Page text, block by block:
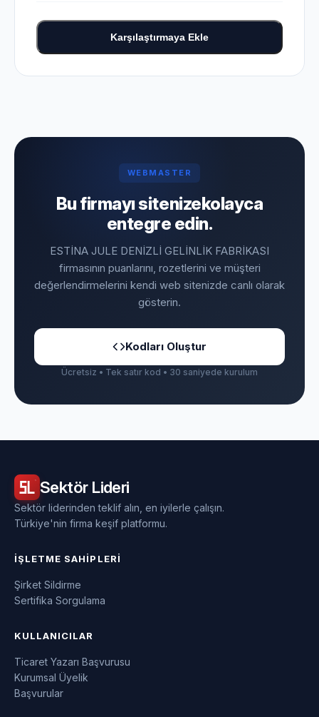
Karşılaştırmaya Ekle
WEBMASTER
Bu firmayı sitenizekolayca
entegre edin.
ESTİNA JULE DENİZLİ GELİNLİK FABRİKASI
firmasının puanlarını, rozetlerini ve müşteri
değerlendirmelerini kendi web sitenizde canlı olarak
gösterin.
Kodları Oluştur
Ücretsiz • Tek satır kod • 30 saniyede kurulum
Sektör Lideri
Sektör liderinden teklif alın, en iyilerle çalışın.
Türkiye'nin firma keşif platformu.
İŞLETME SAHIPLERI
Şirket Sildirme
Sertifika Sorgulama
KULLANICILAR
Ticaret Yazarı Başvurusu
Kurumsal Üyelik
Başvurular